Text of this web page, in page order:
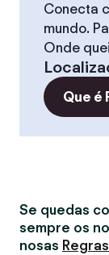
Conecta
mundo.
Onde
Que é
Se quedas
sempre os
nosas